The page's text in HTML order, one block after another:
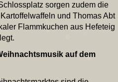
sorgen zudem die
und Thomas Abt
Flammkuchen aus Hefeteig
auf dem